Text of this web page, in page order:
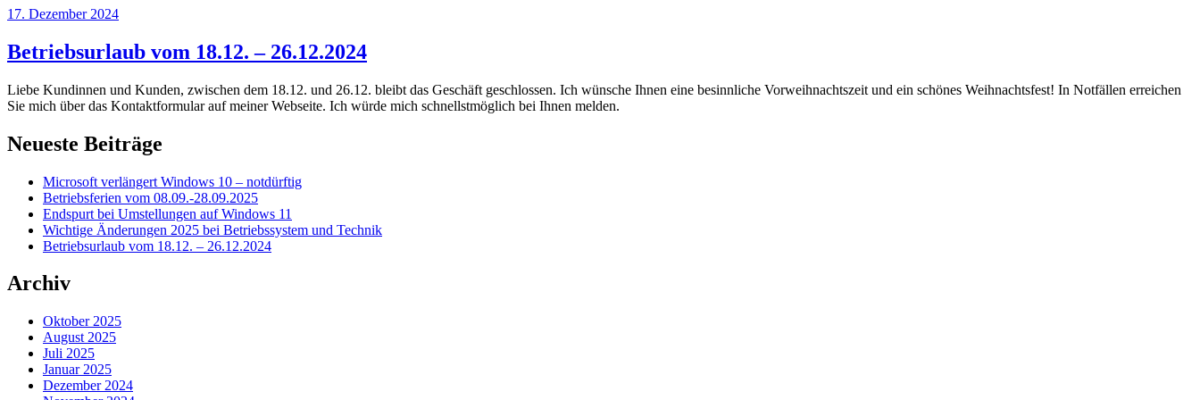
Veröffentlicht
17. Dezember 2024
Betriebsurlaub vom 18.12. – 26.12.2024
Liebe Kundinnen und Kunden, zwischen dem 18.12. und 26.12. bleibt das Geschäft geschlossen. Ich wünsche Ihnen eine besinnliche Vorweihnachtszeit und ein schönes Weihnachtsfest! In Notfällen erreichen
Sie mich über das Kontaktformular auf meiner Webseite. Ich würde mich schnellstmöglich bei Ihnen melden.
Neueste Beiträge
Microsoft verlängert Windows 10 – notdürftig
Betriebsferien vom 08.09.-28.09.2025
Endspurt bei Umstellungen auf Windows 11
Wichtige Änderungen 2025 bei Betriebssystem und Technik
Betriebsurlaub vom 18.12. – 26.12.2024
Archiv
Oktober 2025
August 2025
Juli 2025
Januar 2025
Dezember 2024